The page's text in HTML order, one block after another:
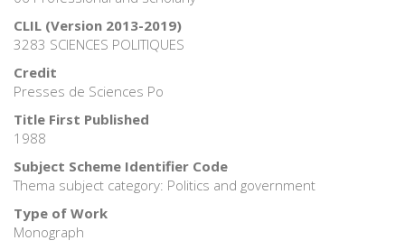
CLIL (Version 2013-2019)
3283 SCIENCES POLITIQUES
Credit
Presses de Sciences Po
Title First Published
1988
Subject Scheme Identifier Code
Thema subject category: Politics and government
Type of Work
Monograph